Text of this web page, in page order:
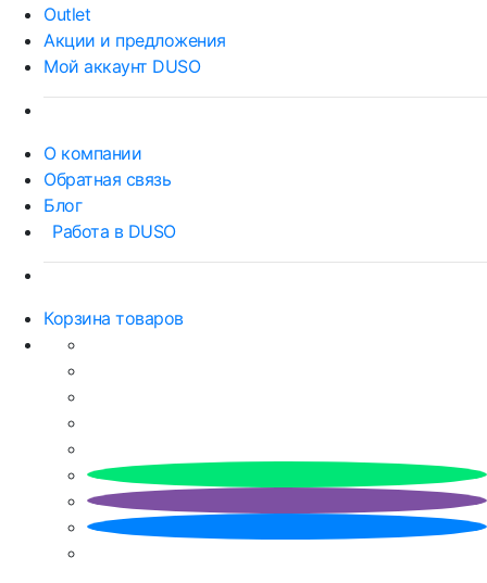
Outlet
Акции и предложения
Мой аккаунт DUSO
О компании
Обратная связь
Блог
Работа в DUSO
Корзина товаров